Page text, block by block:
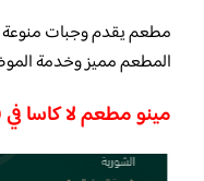
مطعم يقدم وجبات منوعة
المطعم مميز وخدمة
مينو مطعم لا كاسا